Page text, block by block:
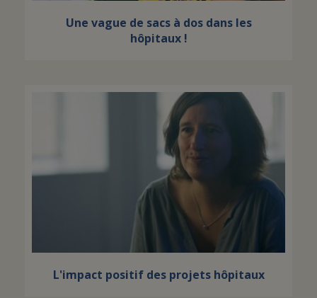
Une vague de sacs à dos dans les
hôpitaux !
L'impact positif des projets hôpitaux